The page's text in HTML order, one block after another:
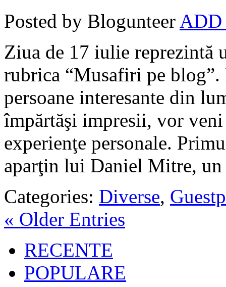
Posted by Blogunteer ADD
Ziua de 17 iulie reprezintă
rubrica “Musafiri pe
persoane interesante din
împărtăşi impresii, vor
experienţe personale.
aparţin lui Daniel Mitre, un
Categories: Diverse,
« Older Entries
RECENTE
POPULARE